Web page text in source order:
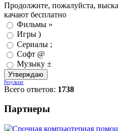
Продолжите, пожалуйста,
качают бесплатно
Фильмы »
Игры )
Сериалы ;
Софт @
Музыку ±
Результат
Всего ответов: 1738
Партнеры